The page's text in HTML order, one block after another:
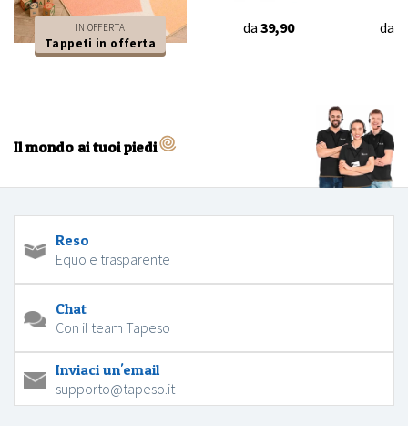
IN OFFERTA
Tappeti in offerta
da 39,90 da
Il mondo ai tuoi piedi
Reso
Equo e trasparente
Chat
Con il team Tapeso
Inviaci un'email
supporto@tapeso.it